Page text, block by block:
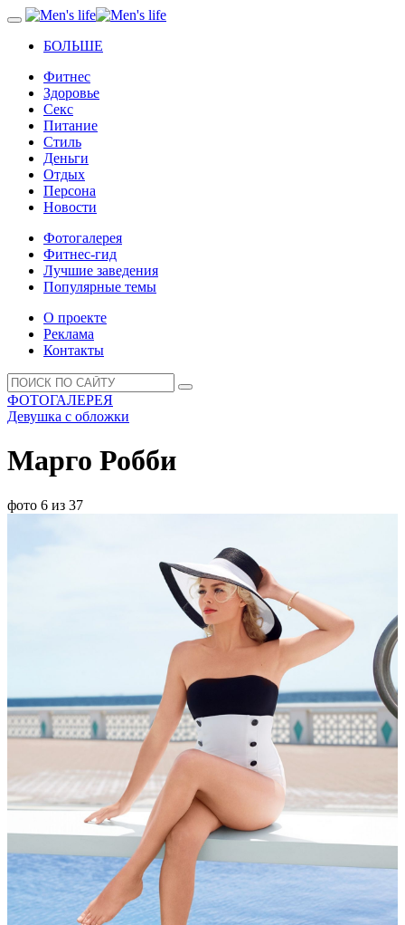
БОЛЬШЕ
Фитнес
Здоровье
Секс
Питание
Стиль
Деньги
Отдых
Персона
Новости
Фотогалерея
Фитнес-гид
Лучшие заведения
Популярные темы
О проекте
Реклама
Контакты
ФОТОГАЛЕРЕЯ
Девушка с обложки
Марго Робби
фото 6 из 37